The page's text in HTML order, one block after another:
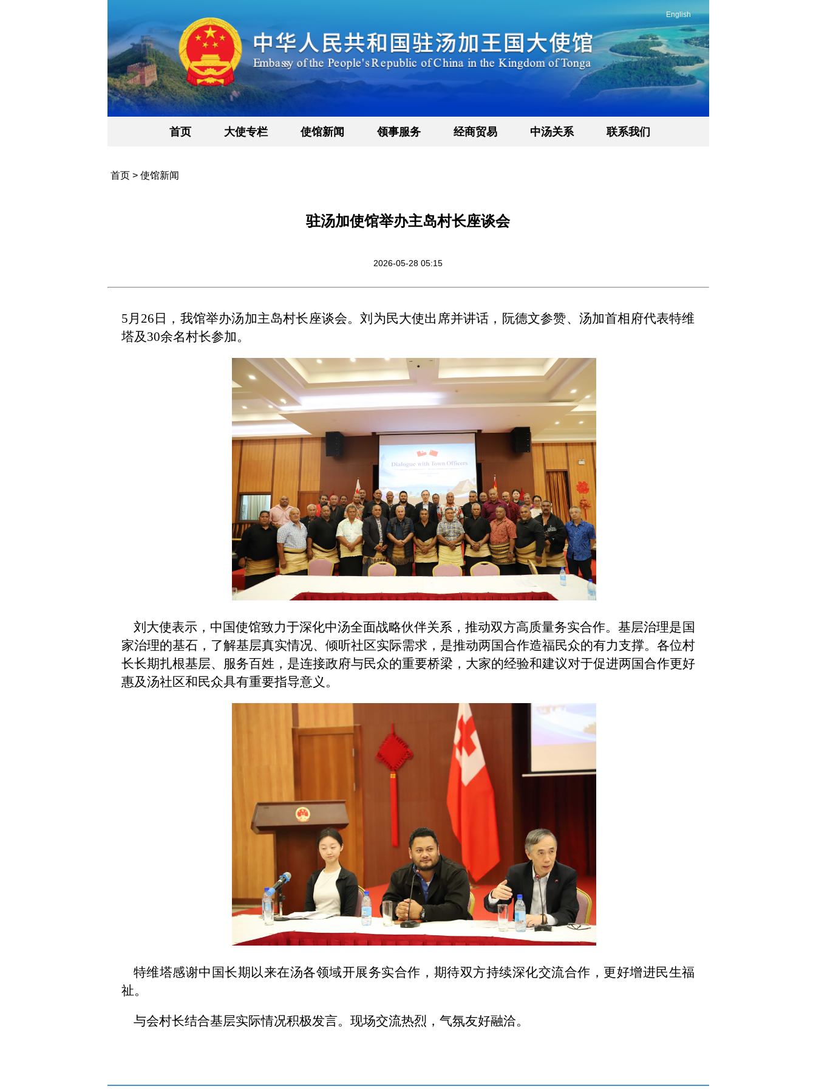
English
首页 大使专栏 使馆新闻 领事服务 经商贸易 中汤关系 联系我们
首页> 使馆新闻
驻汤加使馆举办主岛村长座谈会
2026-05-28 05:15
5月26日，我馆举办汤加主岛村长座谈会。刘为民大使出席并讲话，阮德文参赞、汤加首相府代表特维
塔及30余名村长参加。
刘大使表示，中国使馆致力于深化中汤全面战略伙伴关系，推动双方高质量务实合作。基层治理是国
家治理的基石，了解基层真实情况、倾听社区实际需求，是推动两国合作造福民众的有力支撑。各位村
长长期扎根基层、服务百姓，是连接政府与民众的重要桥梁，大家的经验和建议对于促进两国合作更好
惠及汤社区和民众具有重要指导意义。
特维塔感谢中国长期以来在汤各领域开展务实合作，期待双方持续深化交流合作，更好增进民生福
祉。
与会村长结合基层实际情况积极发言。现场交流热烈，气氛友好融洽。